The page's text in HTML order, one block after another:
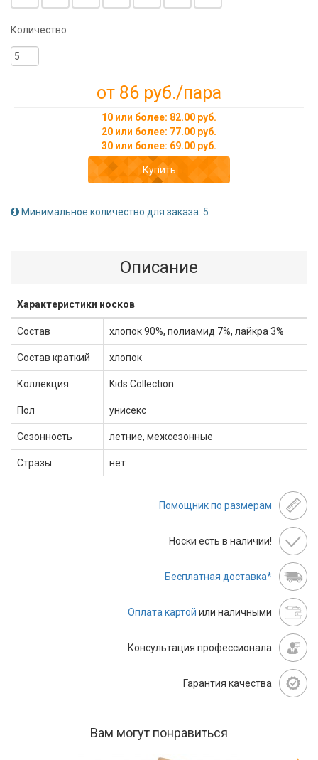
Количество
от 86 руб./пара
10 или более: 82.00 руб.
20 или более: 77.00 руб.
30 или более: 69.00 руб.
Купить
Минимальное количество для заказа: 5
Описание
Характеристики носков
Состав хлопок 90%, полиамид 7%, лайкра 3%
Состав краткий хлопок
Коллекция Kids Collection
Пол унисекс
Сезонность летние, межсезонные
Стразы нет
Помощник по размерам
Носки есть в наличии!
Бесплатная доставка*
Оплата картой или наличными
Консультация профессионала
Гарантия качества
Вам могут понравиться